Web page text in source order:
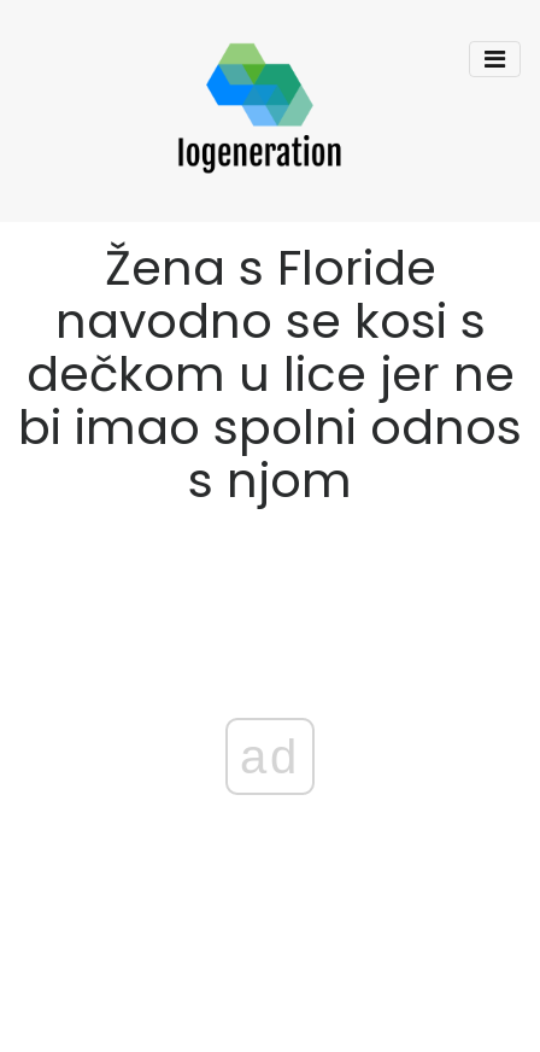
Žena s Floride
navodno se kosi s
dečkom u lice jer ne
bi imao spolni odnos
s njom
ad